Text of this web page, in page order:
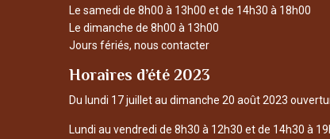
Le samedi de 8h00 à 13h00 et de 14h30 à 18h00
Le dimanche de 8h00 à 13h00
Jours fériés, nous contacter
Horaires d’été 2023
Du lundi 17 juillet au dimanche 20 août 2023
Lundi au vendredi de 8h30 à 12h30 et de 14h30 à